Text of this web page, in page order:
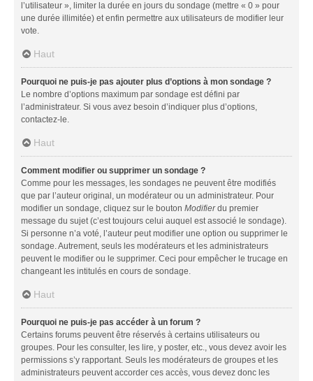
l’utilisateur », limiter la durée en jours du sondage (mettre « 0 » pour
une durée illimitée) et enfin permettre aux utilisateurs de modifier leur
vote.
Haut
Pourquoi ne puis-je pas ajouter plus d’options à mon sondage ?
Le nombre d’options maximum par sondage est défini par
l’administrateur. Si vous avez besoin d’indiquer plus d’options,
contactez-le.
Haut
Comment modifier ou supprimer un sondage ?
Comme pour les messages, les sondages ne peuvent être modifiés
que par l’auteur original, un modérateur ou un administrateur. Pour
modifier un sondage, cliquez sur le bouton Modifierdu premier
message du sujet (c’est toujours celui auquel est associé le sondage).
Si personne n’a voté, l’auteur peut modifier une option ou supprimer le
sondage. Autrement, seuls les modérateurs et les administrateurs
peuvent le modifier ou le supprimer. Ceci pour empêcher le trucage en
changeant les intitulés en cours de sondage.
Haut
Pourquoi ne puis-je pas accéder à un forum ?
Certains forums peuvent être réservés à certains utilisateurs ou
groupes. Pour les consulter, les lire, y poster, etc., vous devez avoir les
permissions s’y rapportant. Seuls les modérateurs de groupes et les
administrateurs peuvent accorder ces accès, vous devez donc les